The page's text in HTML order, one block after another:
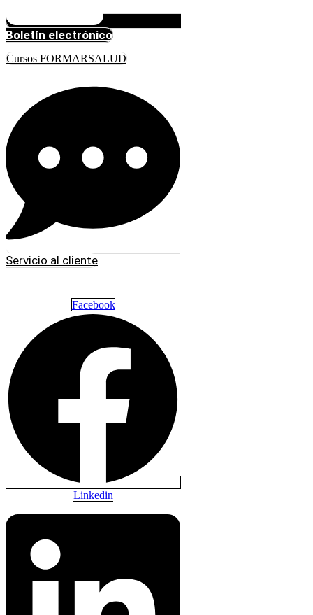
Boletín electrónico
Cursos FORMARSALUD
Servicio al cliente
Facebook
Linkedin